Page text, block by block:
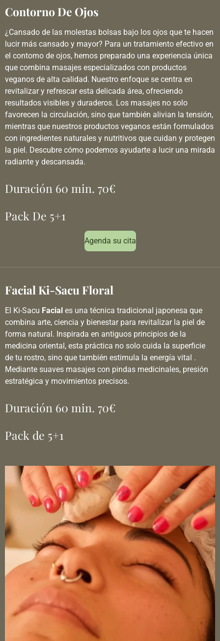
Contorno De Ojos
¿Cansado de las molestas bolsas bajo los ojos que te hacen
lucir más cansado y mayor? Para un tratamiento efectivo en
el contorno de ojos, hemos preparado una experiencia única
que combina masajes especializados con productos
veganos de alta calidad. Nuestro enfoque se centra en
revitalizar y refrescar esta delicada área, ofreciendo
resultados visibles y duraderos. Los masajes no solo
favorecen la circulación, sino que también alivian la tensión,
mientras que nuestros productos veganos están formulados
con ingredientes naturales y nutritivos que cuidan y protegen
la piel. Descubre cómo podemos ayudarte a lucir una mirada
radiante y descansada.
Duración 60 min. 70€
Pack De 5+1
Agenda su cita
Facial Ki-Sacu Floral
El Ki-Sacu Facial es una técnica tradicional japonesa que
combina arte, ciencia y bienestar para revitalizar la piel de
forma natural. Inspirada en antiguos principios de la
medicina oriental, esta práctica no solo cuida la superficie
de tu rostro, sino que también estimula la energía vital .
Mediante suaves masajes con pindas medicinales, presión
estratégica y movimientos precisos.
Duración 60 min. 70€
Pack de 5+1